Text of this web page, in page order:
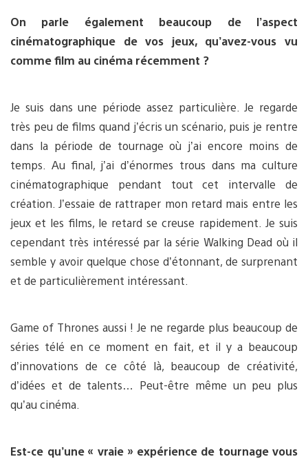
On parle également beaucoup de l’aspect
cinématographique de vos jeux, qu’avez-vous vu
comme film au cinéma récemment ?
Je suis dans une période assez particulière. Je regarde
très peu de films quand j’écris un scénario, puis je rentre
dans la période de tournage où j’ai encore moins de
temps. Au final, j’ai d’énormes trous dans ma culture
cinématographique pendant tout cet intervalle de
création. J’essaie de rattraper mon retard mais entre les
jeux et les films, le retard se creuse rapidement. Je suis
cependant très intéressé par la série Walking Dead où il
semble y avoir quelque chose d’étonnant, de surprenant
et de particulièrement intéressant.
Game of Thrones aussi ! Je ne regarde plus beaucoup de
séries télé en ce moment en fait, et il y a beaucoup
d’innovations de ce côté là, beaucoup de créativité,
d’idées et de talents… Peut-être même un peu plus
qu’au cinéma.
Est-ce qu’une « vraie » expérience de tournage vous